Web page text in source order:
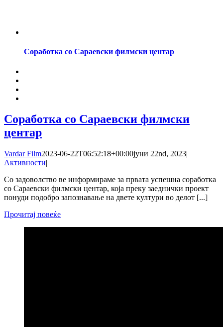
Соработка со Сараевски филмски центар
Соработка со Сараевски филмски
центар
Vardar Film2023-06-22T06:52:18+00:00јуни 22nd, 2023|
Активности|
Со задоволство ве информираме за првата успешна соработка
со Сараевски филмски центар, која преку заеднички проект
понуди подобро запознавање на двете култури во делот [...]
Прочитај повеќе